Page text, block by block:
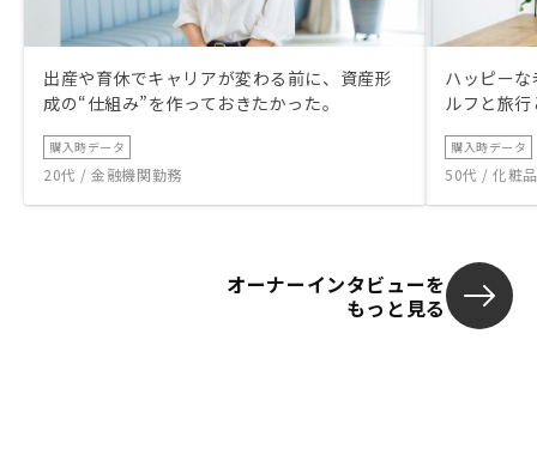
出産や育休でキャリアが変わる前に、資産形
成の“仕組み”を作っておきたかった。
購入時データ
20代 / 金融機関勤務
ハッピー
ルフと旅
購入時データ
50代 / 化粧
オーナーインタビューを
もっと見る